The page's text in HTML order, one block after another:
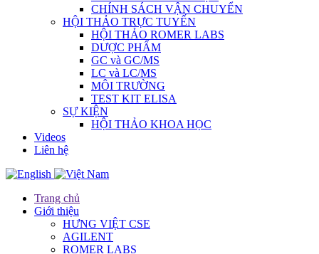
CHÍNH SÁCH VẬN CHUYỂN
HỘI THẢO TRỰC TUYẾN
HỘI THẢO ROMER LABS
DƯỢC PHẨM
GC và GC/MS
LC và LC/MS
MÔI TRƯỜNG
TEST KIT ELISA
SỰ KIỆN
HỘI THẢO KHOA HỌC
Videos
Liên hệ
Trang chủ
Giới thiệu
HƯNG VIỆT CSE
AGILENT
ROMER LABS